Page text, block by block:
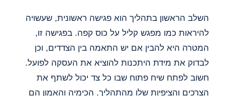
השלב הראשון בתהליך הוא פגישה ראשונית, שעשויה
להיראות כמו מפגש קליל על כוס קפה. בפגישה זו,
המטרה היא להבין אם יש התאמה בין הצדדים, וכן
לבדוק את מידת היתכנות להוציא את העסקה לפועל.
חשוב לפתח שיח פתוח שבו כל צד יכול לשתף את
הצרכים והציפיות שלו מהתהליך. הכימיה והאמון הם